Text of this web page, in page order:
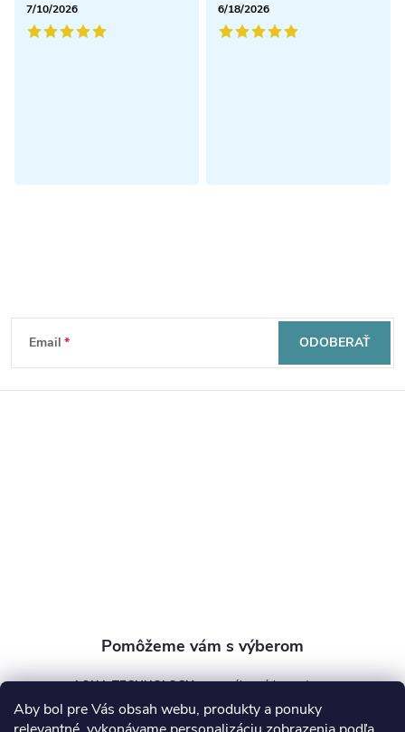
Aby bol pre Vás obsah webu, produkty a ponuky
7/10/2026
6/18/2026
Z
á
Email ODOBERAŤ
AQUA TECHNOLOGY s.r.o.
info @aquatechnology.sk